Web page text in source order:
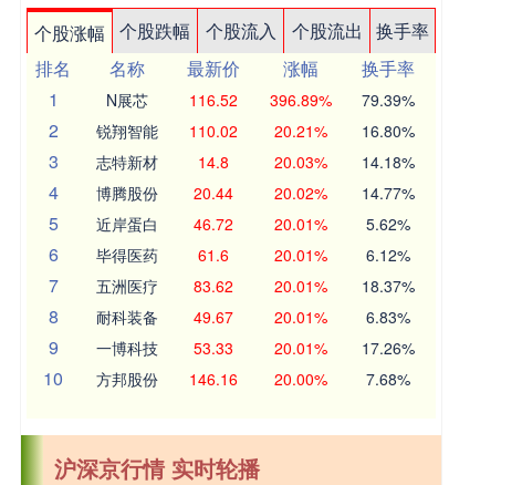
个股涨幅 个股跌幅 个股流入 个股流出
换手率
排名
名称 最新价 涨幅
换手率
1
N展芯 116.52 396.89% 79.39%
2 锐翔智能 110.02 20.21% 16.80%
3 志特新材 14.8 20.03% 14.18%
4 博腾股份 20.44 20.02% 14.77%
5 近岸蛋白 46.72 20.01% 5.62%
6 毕得医药 61.6 20.01% 6.12%
7 五洲医疗 83.62 20.01% 18.37%
8 耐科装备 49.67 20.01% 6.83%
9 一博科技 53.33 20.01% 17.26%
10 方邦股份 146.16 20.00% 7.68%
沪深京行情 实时轮播